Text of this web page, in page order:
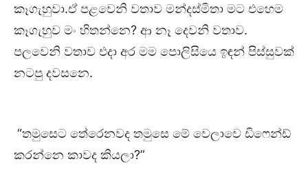
කෑගැහුවා.ඒ පළවෙනි වතාව මන්දස්මිතා මට එහෙම
කෑගැහුව මං හිතන්නෙ? ආ නෑ දෙවනි වතාව.
පලවෙනි වතාව එදා අර මම පොලිසියෙ ඉඳන් පිස්සුවක්
නටපු දවසනෙ.
“තමුසෙට තේරෙනවද තමුසෙ මේ වෙලාවෙ ඩිෆෙන්ඩ්
කරන්නෙ කාවද කියලා?”